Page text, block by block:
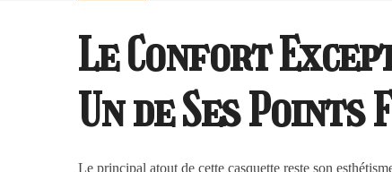
Le Confort
Un de Ses Points
Le principal atout de cette casquette reste son